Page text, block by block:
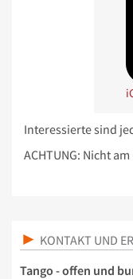
Interessierte sind
ACHTUNG: Nicht
KONTAKT UND
Tango - offen und